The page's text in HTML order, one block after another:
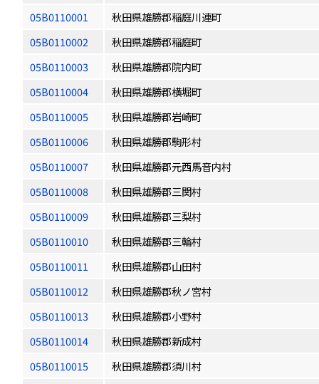
05B0110001
秋田県雄勝郡稲庭川連町
05B0110002
秋田県雄勝郡稲庭町
05B0110003
秋田県雄勝郡院内町
05B0110004
秋田県雄勝郡横堀町
05B0110005
秋田県雄勝郡岩崎町
05B0110006
秋田県雄勝郡駒形村
05B0110007
秋田県雄勝郡元西馬音内村
05B0110008
秋田県雄勝郡三関村
05B0110009
秋田県雄勝郡三梨村
05B0110010
秋田県雄勝郡三輪村
05B0110011
秋田県雄勝郡山田村
05B0110012
秋田県雄勝郡秋ノ宮村
05B0110013
秋田県雄勝郡小野村
05B0110014
秋田県雄勝郡新成村
05B0110015
秋田県雄勝郡須川村